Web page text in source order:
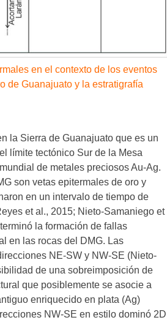
en el contexto de los eventos
de Guanajuato y la estratigrafía
la Sierra de Guanajuato que es un
límite tectónico Sur de la Mesa
de metales preciosos Au-Ag.
son vetas epitermales de oro y
en un intervalo de tiempo de
et al., 2015; Nieto-Samaniego et
la formación de fallas
en las rocas del DMG. Las
NE-SW y NW-SE (Nieto-
de una sobreimposición de
que posiblemente se asocie a
enriquecido en plata (Ag)
NW-SE en estilo dominó 2D